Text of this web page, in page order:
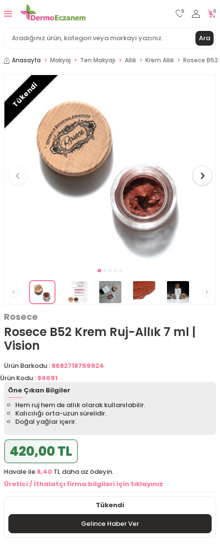
Ara
0 0
Anasayfa Makyaj Ten Makyajı Allık Krem Allık Rosece B52
Tükendi
Rosece
Rosece B52 Krem Ruj-Allık 7 ml |
Vision
Ürün Barkodu : 8682718759924
Ürün Kodu : 84691
Öne Çıkan Bilgiler
Hem ruj hem de allık olarak kullanılabilir.
Kalıcılığı orta-uzun sürelidir.
Doğal yağlar içerir.
420,00 TL
Havale ile 8,40 TL daha az ödeyin.
Üretici / İthalatçı firma bilgileri için tıklayınız
Tükendi
Gelince Haber Ver